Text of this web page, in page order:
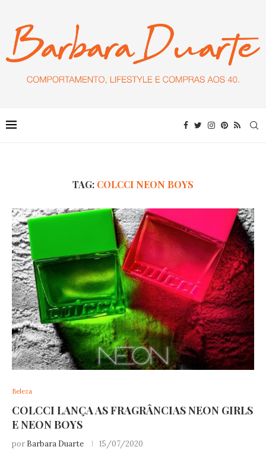
TAG: COLCCI NEON BOYS
Beleza
COLCCI LANÇA AS FRAGRÂNCIAS NEON GIRLS
E NEON BOYS
por Barbara Duarte 15/07/2020